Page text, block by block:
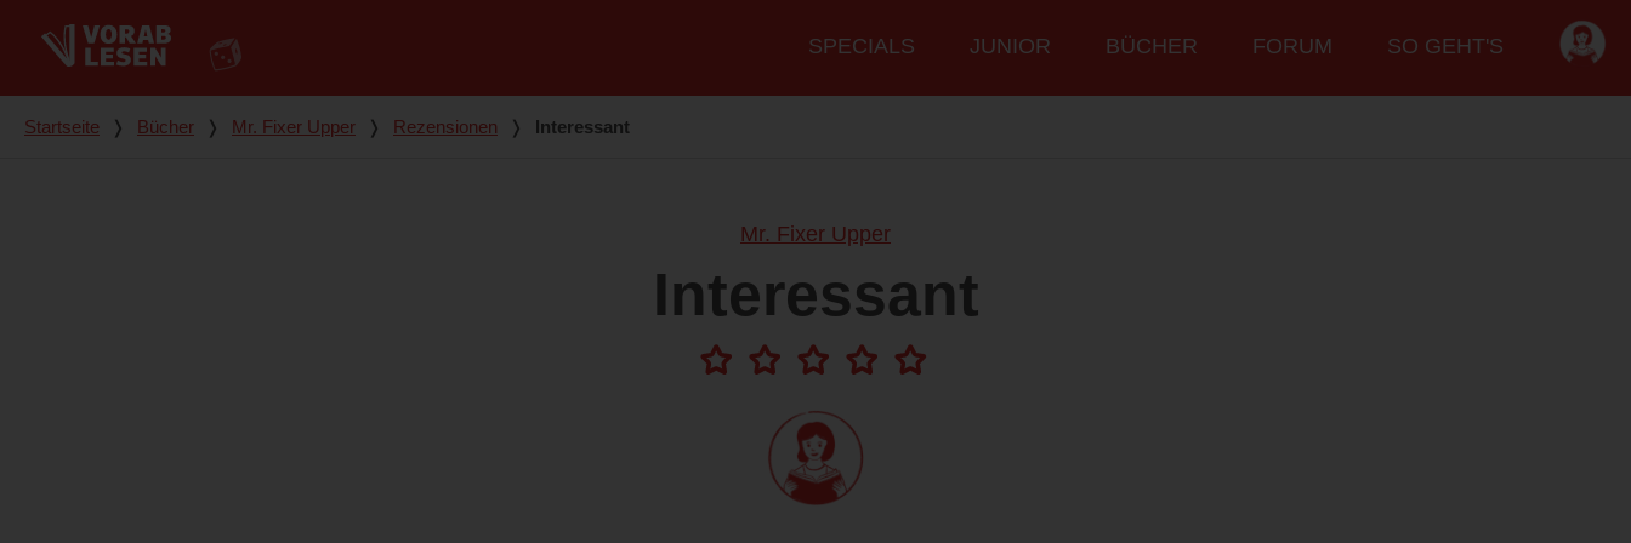
Hauptmenü
SPECIALS JUNIOR BÜCHER FORUM SO GEHT'S
Du bist hier
Startseite ❭ Bücher ❭ Mr. Fixer Upper ❭ Rezensionen ❭ Interessant
Mr. Fixer Upper
Interessant